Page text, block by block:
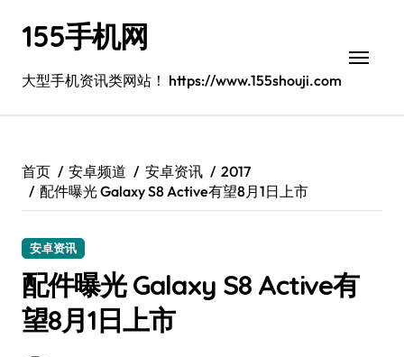
155手机网
大型手机资讯类网站！ https://www.155shouji.com
首页 安卓频道 安卓资讯
2017
配件曝光 Galaxy S8 Active有望8月1日上市
安卓资讯
配件曝光 Galaxy S8 Active有
望8月1日上市